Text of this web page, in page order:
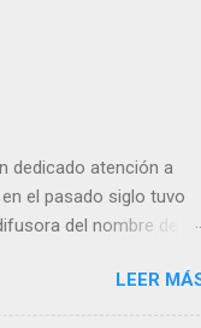
dedicado atención a
el pasado siglo tuvo
del nombre de
para hacer mención a
a esta “sabia” y por
LEER